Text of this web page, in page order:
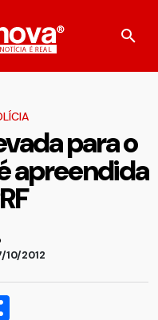
para o
apreendida
10/2012